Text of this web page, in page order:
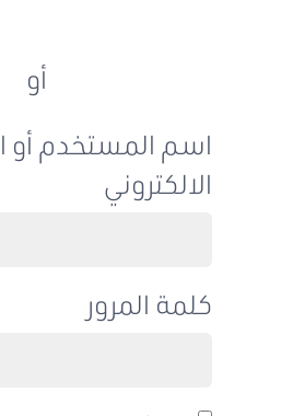
اسم المستخدم أو
الالكتروني
كلمة المرور